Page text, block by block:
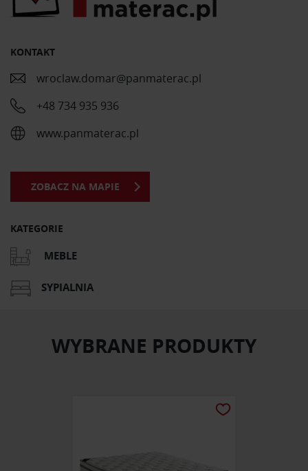
KONTAKT
wroclaw.domar@panmaterac.pl
+48 734 935 936
www.panmaterac.pl
ZOBACZ NA MAPIE
KATEGORIE
MEBLE
SYPIALNIA
WYBRANE PRODUKTY